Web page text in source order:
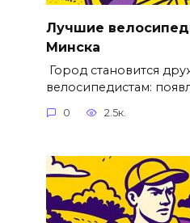
Лучшие
Минска
Город становится
велосипедистам:
0 2.5к.